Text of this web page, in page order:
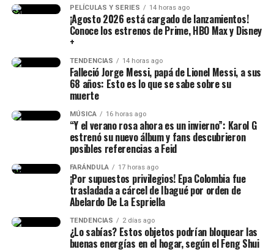
regiones, porque cuando
las regiones prosperan,
prospera Colombia”,
escribió.
Mi posesión será mucho
más que una ceremonia.
Será la primera
demostración de que la
descentralización deja de
ser un discurso para
convertirse en una realidad.
PELÍCULAS Y SERIES 14 horas ago
¡Agosto 2026 está cargado de lanzamientos!
Conoce los estrenos de Prime, HBO Max y Disney
+
TENDENCIAS 14 horas ago
Falleció Jorge Messi, papá de Lionel Messi, a sus
68 años: Esto es lo que se sabe sobre su
muerte
MÚSICA 16 horas ago
“Y el verano rosa ahora es un invierno”: Karol G
estrenó su nuevo álbum y fans descubrieron
posibles referencias a Feid
FARÁNDULA 17 horas ago
¡Por supuestos privilegios! Epa Colombia fue
trasladada a cárcel de Ibagué por orden de
Abelardo De La Espriella
TENDENCIAS 2 días ago
¿Lo sabías? Estos objetos podrían bloquear las
buenas energías en el hogar, según el Feng Shui